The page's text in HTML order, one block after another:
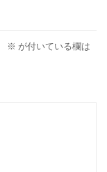
※ が付いている欄は